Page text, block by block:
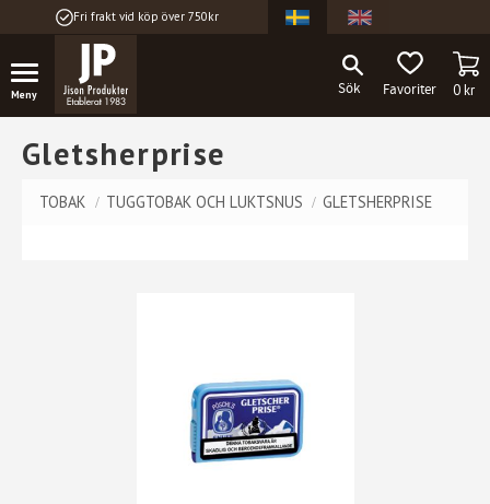
Fri frakt vid köp över 750kr
FAVORITER0kr
Gletsherprise
TOBAK TUGGTOBAK OCH LUKTSNUS GLETSHERPRISE